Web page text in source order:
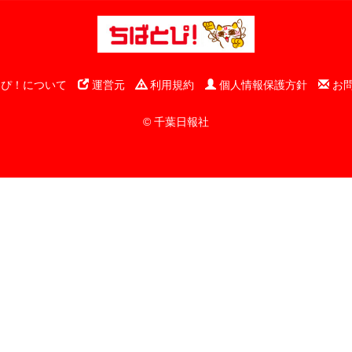
！について 運営元 利用規約 個人情報保護方針 お
© 千葉日報社